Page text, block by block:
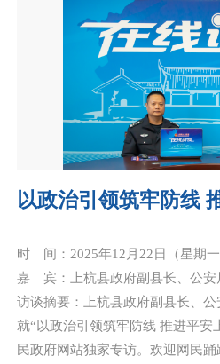
以政治引领筑牢防线
时 间：2025年12月22日（星期一
嘉 宾：上杭县政府副县长、公安
访谈摘要：上杭县政府副县长、
就“以政治引领筑牢防线 推进平安
民政府网站独家专访。欢迎网民踊